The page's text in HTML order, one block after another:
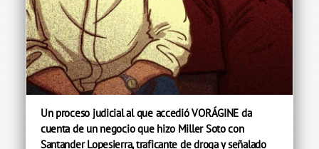
Un proceso judicial al que accedió VORÁGINE da
cuenta de un negocio que hizo Miller Soto con
Santander Lopesierra, traficante de droga y señalado